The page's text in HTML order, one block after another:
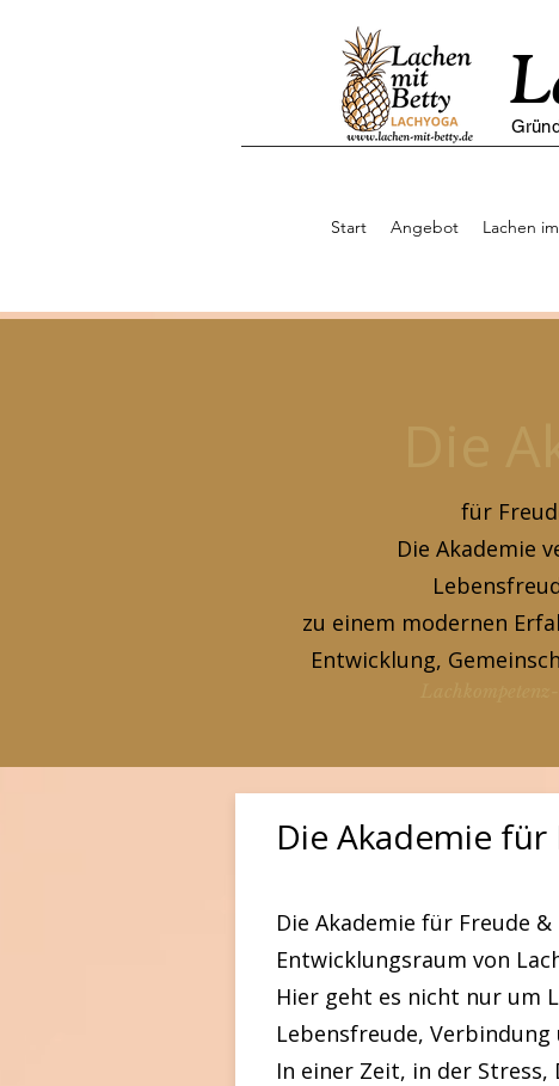
Start Angebot Lachen
für
Die Akademie
zu einem modernen
Entwicklung,
Die Akademie für
Die Akademie für Freude
Entwicklungsraum von
Hier geht es nicht nur um
Lebensfreude,
In einer Zeit, in der